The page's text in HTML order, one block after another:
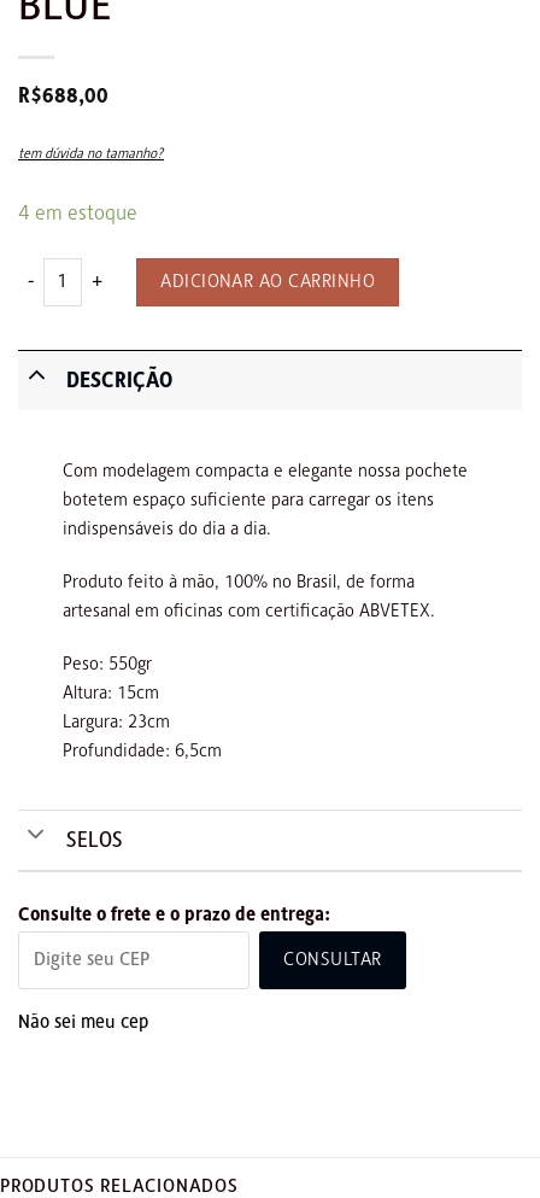
R$688,00
tem dúvida no tamanho?
4 em estoque
ADICIONAR AO CARRINHO
DESCRIÇÃO
Com modelagem compacta e elegante nossa pochete
botetem espaço suficiente para carregar os itens
indispensáveis do dia a dia.
Produto feito à mão, 100% no Brasil, de forma
artesanal em oficinas com certificação ABVETEX.
Peso: 550gr
Altura: 15cm
Largura: 23cm
Profundidade: 6,5cm
SELOS
Consulte o frete e o prazo de entrega:
CONSULTAR
Não sei meu cep
PRODUTOS RELACIONADOS